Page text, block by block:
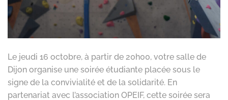
Le jeudi 16 octobre, à partir de 20h00, votre salle de
Dijon organise une soirée étudiante placée sous le
signe de la convivialité et de la solidarité. En
partenariat avec l’association OPEIF, cette soirée sera